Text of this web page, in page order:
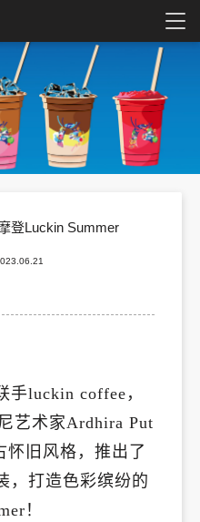
登Luckin Summer
手luckin coffee，
艺术家Ardhira Put
怀旧风格，推出了
，打造色彩缤纷的
！